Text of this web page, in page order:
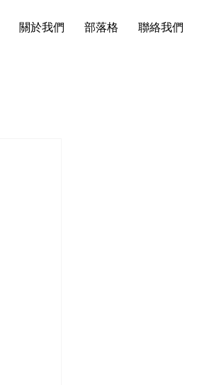
關於我們 部落格 聯絡我們